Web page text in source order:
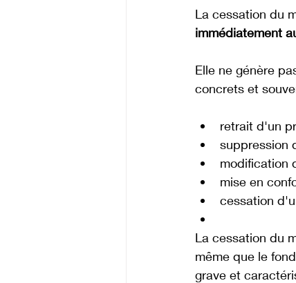
La cessation du
immédiatement
Elle ne génère
concrets et
retrait d'un
suppression
modification
mise en
cessation
La cessation du
même que le
grave et